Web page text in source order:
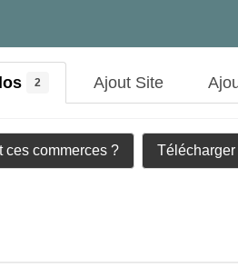
2 Ajout Site
ces commerces ?